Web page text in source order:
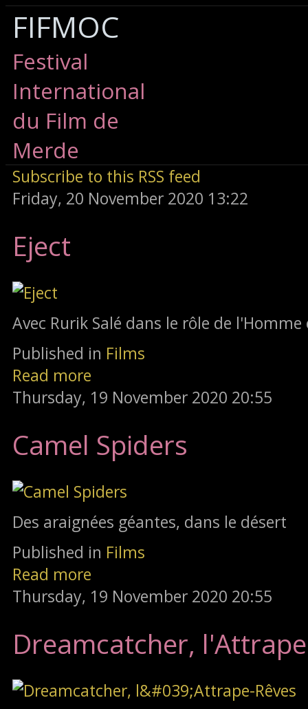
FIFMOC
Festival
International
du Film de
Merde
Subscribe to this RSS feed
Friday, 20 November 2020 13:22
Eject
Avec Rurik Salé dans le rôle de l'Homme
Published in Films
Read more
Thursday, 19 November 2020 20:55
Camel Spiders
Des araignées géantes, dans le désert
Published in Films
Read more
Thursday, 19 November 2020 20:55
Dreamcatcher,